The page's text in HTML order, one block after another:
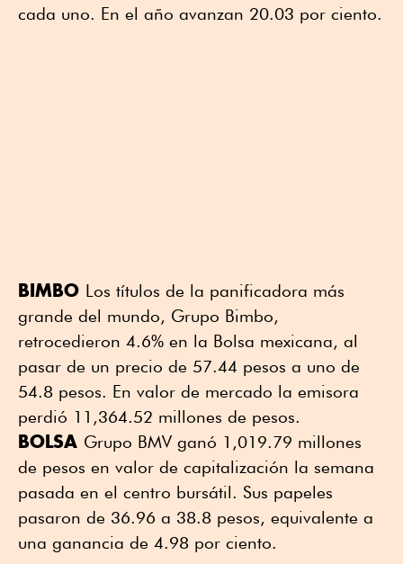
cada uno. En el año avanzan 20.03 por ciento.
BIMBO Los títulos de la panificadora más
grande del mundo, Grupo Bimbo,
retrocedieron 4.6% en la Bolsa mexicana, al
pasar de un precio de 57.44 pesos a uno de
54.8 pesos. En valor de mercado la emisora
perdió 11,364.52 millones de pesos.
BOLSA Grupo BMV ganó 1,019.79 millones
de pesos en valor de capitalización la semana
pasada en el centro bursátil. Sus papeles
pasaron de 36.96 a 38.8 pesos, equivalente a
una ganancia de 4.98 por ciento.